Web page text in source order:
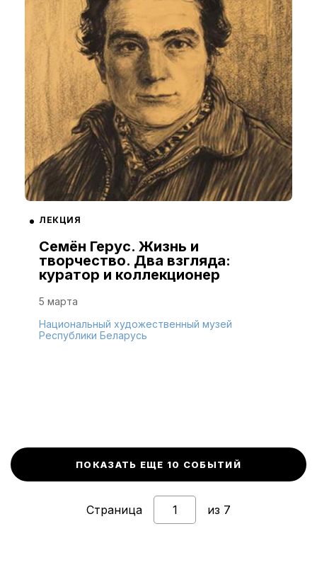
ЛЕКЦИЯ
Семён Герус. Жизнь и
творчество. Два взгляда:
куратор и коллекционер
5 марта
Национальный художественный музей
Республики Беларусь
ПОКАЗАТЬ ЕЩЕ 10 СОБЫТИЙ
Страница из 7